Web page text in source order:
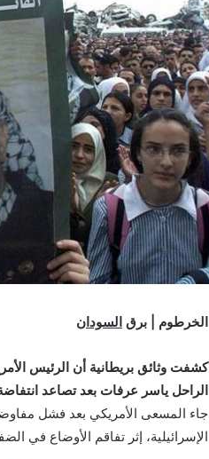
الخرطوم | برق السودان
كشفت وثائق بريطانية أن الرئيس
الراحل ياسر عرفات بعد تصاعد
الإسرائيلية، إثر تفاقم الأوضاع في